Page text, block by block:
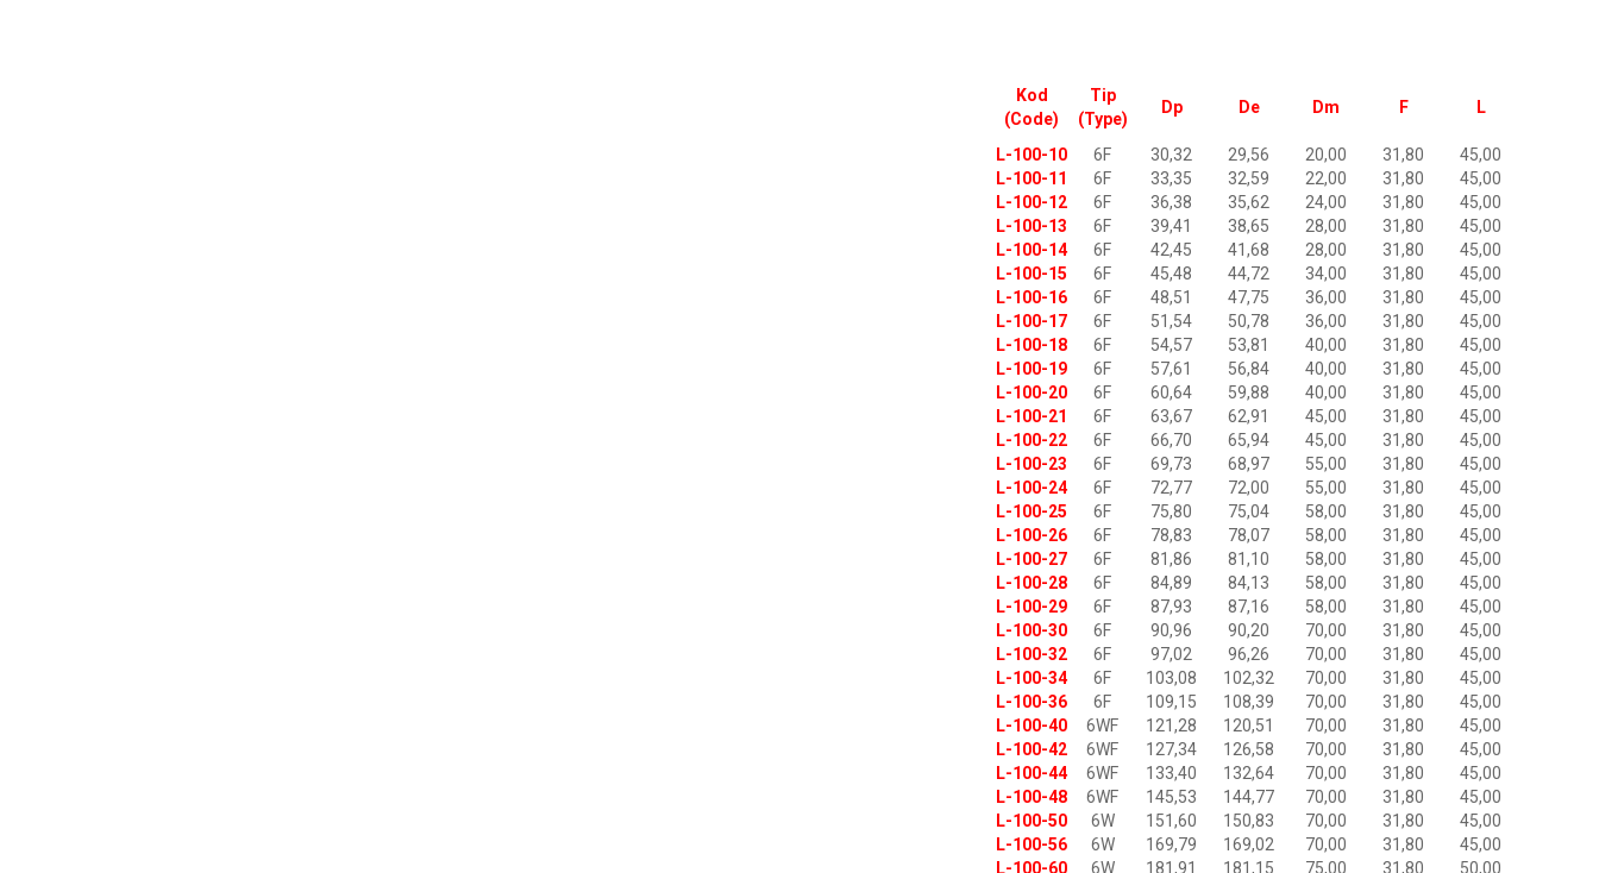
Kod
(Code)
Tip
(Type)
Dp De Dm F L
L-100-10 6F 30,32 29,56 20,00 31,80
45,00
L-100-11
6F 33,35 32,59 22,00 31,80
45,00
L-100-12
6F 36,38 35,62 24,00 31,80
45,00
L-100-13
6F 39,41 38,65 28,00 31,80
45,00
L-100-14
6F 42,45 41,68 28,00 31,80
45,00
L-100-15
6F 45,48 44,72 34,00 31,80
45,00
L-100-16
6F 48,51 47,75 36,00 31,80
45,00
L-100-17
6F 51,54 50,78 36,00 31,80
45,00
L-100-18
6F 54,57 53,81 40,00 31,80
45,00
L-100-19
6F 57,61 56,84 40,00 31,80
45,00
L-100-20
6F 60,64 59,88 40,00 31,80
45,00
L-100-21
6F 63,67 62,91 45,00 31,80
45,00
L-100-22
6F 66,70 65,94 45,00 31,80
45,00
L-100-23
6F 69,73 68,97 55,00 31,80
45,00
L-100-24
6F 72,77 72,00 55,00 31,80
45,00
L-100-25
6F 75,80 75,04 58,00 31,80
45,00
L-100-26
6F 78,83 78,07 58,00 31,80
45,00
L-100-27
6F 81,86 81,10 58,00 31,80
45,00
L-100-28
6F 84,89 84,13 58,00 31,80
45,00
L-100-29
6F 87,93 87,16 58,00 31,80
45,00
L-100-30
6F 90,96 90,20 70,00 31,80
45,00
L-100-32
6F 97,02 96,26 70,00 31,80
45,00
L-100-34
6F 103,08 102,32 70,00 31,80
45,00
L-100-36
6F 109,15 108,39 70,00 31,80
45,00
L-100-40
6WF 121,28 120,51 70,00 31,80
45,00
L-100-42
6WF 127,34 126,58 70,00 31,80
45,00
L-100-44
6WF 133,40 132,64 70,00 31,80
45,00
L-100-48
6WF 145,53 144,77 70,00 31,80
45,00
L-100-50
6W 151,60 150,83 70,00 31,80
45,00
L-100-56
6W 169,79 169,02 70,00 31,80
45,00
L-100-60
6W 181,91 181,15 75,00 31,80 50,00